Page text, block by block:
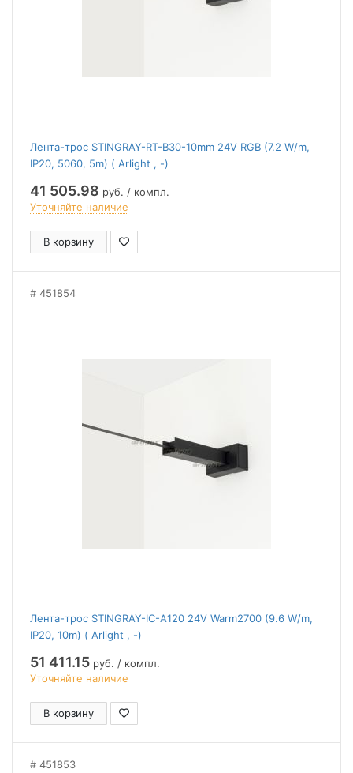
Лента-трос STINGRAY-RT-B30-10mm 24V RGB (7.2 W/m,
IP20, 5060, 5m) ( Arlight , -)
41 505.98 руб. / компл.
Уточняйте наличие
В корзину
451854
Лента-трос STINGRAY-IC-A120 24V Warm2700 (9.6 W/m,
IP20, 10m) ( Arlight , -)
51 411.15 руб. / компл.
Уточняйте наличие
В корзину
451853